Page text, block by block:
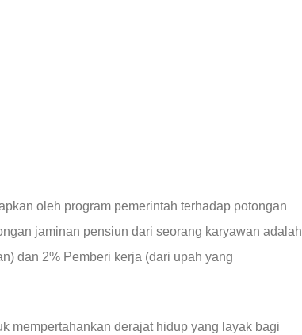
oleh program pemerintah terhadap potongan
jaminan pensiun dari seorang karyawan adalah
dan 2% Pemberi kerja (dari upah yang
mempertahankan derajat hidup yang layak bagi